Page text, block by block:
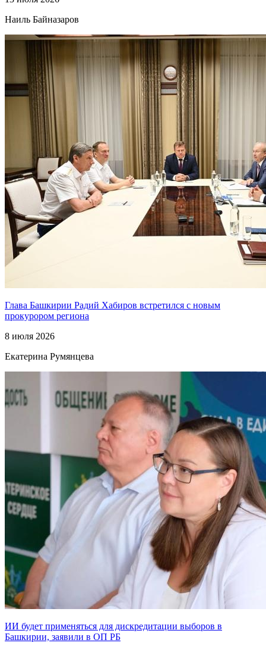
Наиль Байназаров
Глава Башкирии Радий Хабиров встретился с новым
прокурором региона
8 июля 2026
Екатерина Румянцева
ИИ будет применяться для дискредитации выборов в
Башкирии, заявили в ОП РБ